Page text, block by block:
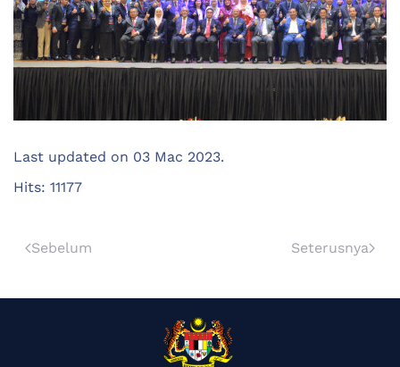
Last updated on 03 Mac 2023.
Hits: 11177
Sebelum Seterusnya